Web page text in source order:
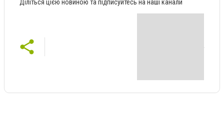
Діліться цією новиною та підписуйтесь на наші канали